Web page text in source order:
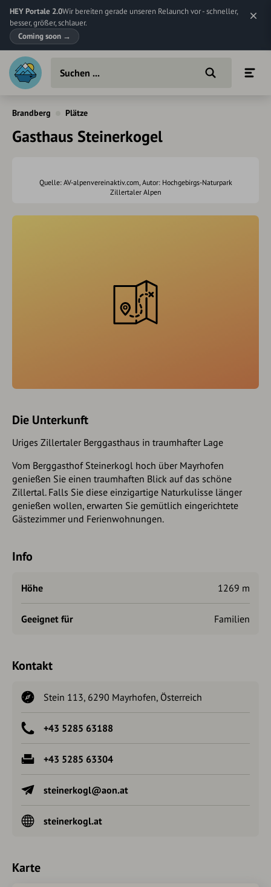
HEY Portale 2.0Wir bereiten gerade unseren Relaunch vor - schneller,
besser, größer, schlauer.
Coming soon →
Brandberg Plätze
Gasthaus Steinerkogel
Quelle: AV-alpenvereinaktiv.com, Autor: Hochgebirgs-Naturpark
Zillertaler Alpen
Die Unterkunft
Uriges Zillertaler Berggasthaus in traumhafter Lage
Vom Berggasthof Steinerkogl hoch über Mayrhofen
genießen Sie einen traumhaften Blick auf das schöne
Zillertal. Falls Sie diese einzigartige Naturkulisse länger
genießen wollen, erwarten Sie gemütlich eingerichtete
Gästezimmer und Ferienwohnungen.
Info
Höhe 1269 m
Geeignet für Familien
Kontakt
Stein 113, 6290 Mayrhofen, Österreich
+43 5285 63188
+43 5285 63304
steinerkogl@aon.at
steinerkogl.at
Karte